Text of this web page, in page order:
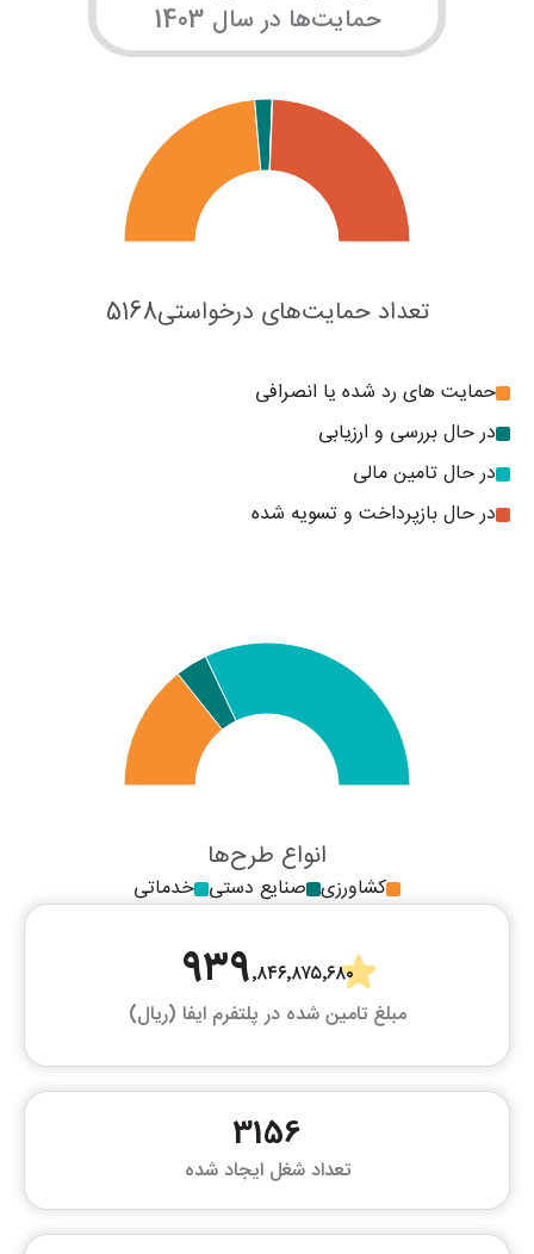
حمایت‌ها در سال 1403
تعداد حمایت‌های درخواستی5168
حمایت های رد شده یا انصرافی
در حال بررسی و ارزیابی
در حال تامین مالی
در حال بازپرداخت و تسویه شده
انواع طرح‌ها
کشاورزی صنایع دستی خدماتی
۹۳۹٬۸۴۶٬۸۷۵٬۶۸۰
مبلغ تامین شده در پلتفرم ایفا (ریال)
3156
تعداد شغل ایجاد شده